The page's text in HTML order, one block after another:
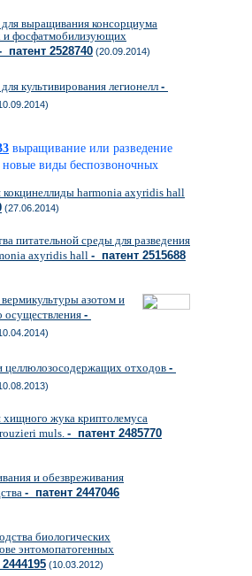
для выращивания консорциума
и фосфатмобилизующих
патент 2528740 (20.09.2014)
культивирования легионелл -
выращивание или разведение
виды беспозвоночных
кокцинеллиды harmonia axyridis hall
(27.06.2014)
питательной среды для разведения
axyridis hall- патент 2515688
азотом и
осуществления-
целлюлозосодержащих отходов -
хищного жука криптолемуса
muls. - патент 2485770
и обезвреживания
- патент 2447046
биологических
энтомопатогенных
(10.03.2012)